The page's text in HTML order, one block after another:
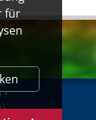
für
•